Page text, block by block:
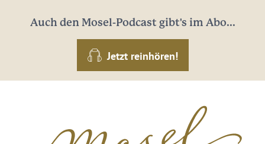
Auch den Mosel-Podcast gibt's im Abo...
Jetzt reinhören!